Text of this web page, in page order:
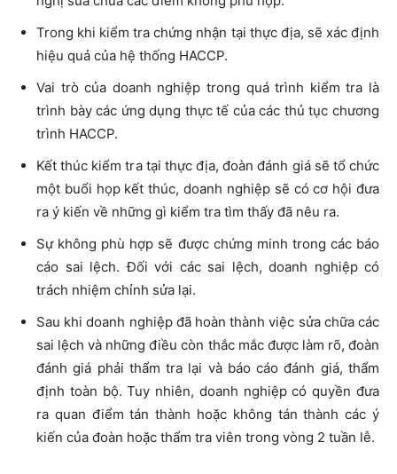
Trong khi kiểm tra chứng nhận tại thực địa, sẽ xác định
hiệu quả của hệ thống HACCP.
Vai trò của doanh nghiệp trong quá trình kiểm tra là
trình bày các ứng dụng thực tế của các thủ tục chương
trình HACCP.
Kết thúc kiểm tra tại thực địa, đoàn đánh giá sẽ tổ chức
một buổi họp kết thúc, doanh nghiệp sẽ có cơ hội đưa
ra ý kiến về những gì kiểm tra tìm thấy đã nêu ra.
Sự không phù hợp sẽ được chứng minh trong các báo
cáo sai lệch. Đối với các sai lệch, doanh nghiệp có
trách nhiệm chỉnh sửa lại.
Sau khi doanh nghiệp đã hoàn thành việc sửa chữa các
sai lệch và những điều còn thắc mắc được làm rõ, đoàn
đánh giá phải thẩm tra lại và báo cáo đánh giá, thẩm
định toàn bộ. Tuy nhiên, doanh nghiệp có quyền đưa
ra quan điểm tán thành hoặc không tán thành các ý
kiến của đoàn hoặc thẩm tra viên trong vòng 2 tuần lễ.